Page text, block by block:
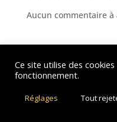
Aucun commentaire à
© Debora Waldman – 2021-
Ce site utilise des
fonctionnement.
Réglages Tout